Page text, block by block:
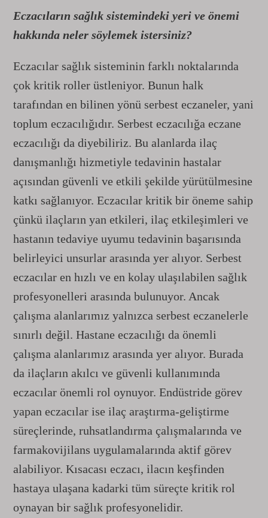
Eczacıların sağlık sistemindeki yeri ve önemi
hakkında neler söylemek istersiniz?
Eczacılar sağlık sisteminin farklı noktalarında
çok kritik roller üstleniyor. Bunun halk
tarafından en bilinen yönü serbest eczaneler, yani
toplum eczacılığıdır. Serbest eczacılığa eczane
eczacılığı da diyebiliriz. Bu alanlarda ilaç
danışmanlığı hizmetiyle tedavinin hastalar
açısından güvenli ve etkili şekilde yürütülmesine
katkı sağlanıyor. Eczacılar kritik bir öneme sahip
çünkü ilaçların yan etkileri, ilaç etkileşimleri ve
hastanın tedaviye uyumu tedavinin başarısında
belirleyici unsurlar arasında yer alıyor. Serbest
eczacılar en hızlı ve en kolay ulaşılabilen sağlık
profesyonelleri arasında bulunuyor. Ancak
çalışma alanlarımız yalnızca serbest eczanelerle
sınırlı değil. Hastane eczacılığı da önemli
çalışma alanlarımız arasında yer alıyor. Burada
da ilaçların akılcı ve güvenli kullanımında
eczacılar önemli rol oynuyor. Endüstride görev
yapan eczacılar ise ilaç araştırma-geliştirme
süreçlerinde, ruhsatlandırma çalışmalarında ve
farmakovijilans uygulamalarında aktif görev
alabiliyor. Kısacası eczacı, ilacın keşfinden
hastaya ulaşana kadarki tüm süreçte kritik rol
oynayan bir sağlık profesyonelidir.